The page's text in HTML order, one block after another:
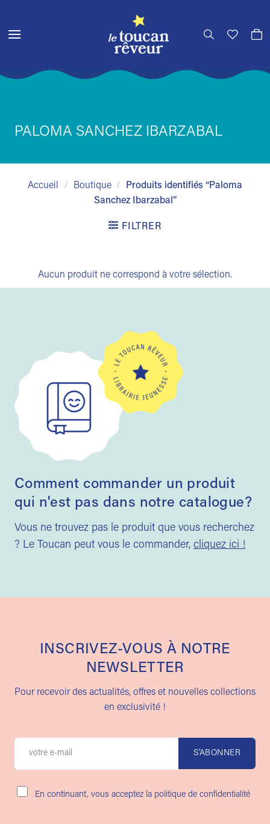
contenu
PALOMA SANCHEZ IBARZABAL
Accueil / Boutique /
Produits identifiés “Paloma
Sanchez Ibarzabal”
FILTRER
Aucun produit ne correspond à votre sélection.
Comment commander un produit
qui n'est pas dans notre catalogue?
Vous ne trouvez pas le produit que vous recherchez
? Le Toucan peut vous le commander, cliquez ici !
INSCRIVEZ-VOUS À NOTRE
NEWSLETTER
Pour recevoir des actualités, offres et nouvelles collections
en exclusivité !
En continuant, vous acceptez la politique de confidentialité